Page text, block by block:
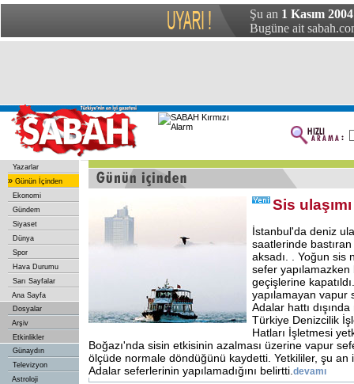
Şu an 1 Kasım
Bugüne ait
Yazarlar
» Günün İçinden
Ekonomi
Gündem
Siyaset
Dünya
Spor
Hava Durumu
Sarı Sayfalar
Ana Sayfa
Dosyalar
Arşiv
Etkinlikler
Günaydın
Televizyon
Astroloji
Sis
İstanbul'da deniz
saatlerinde
aksadı. . Yoğun sis
sefer
geçişlerine
yapılamayan vapur
Adalar hattı
Türkiye Denizcilik
Hatları İşletmesi
Boğazı'nda sisin etkisinin azalması üzerine vapur
ölçüde normale döndüğünü kaydetti. Yetkililer, şu an
Adalar seferlerinin yapılamadığını belirtti. devamı